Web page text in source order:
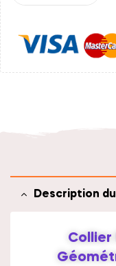
e
r
n
a
Description
Collier